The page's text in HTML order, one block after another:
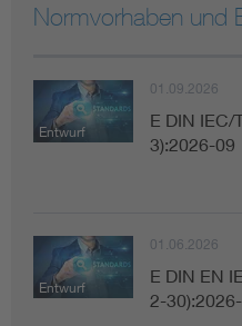
Normvorhaben und
Entwurf
01.09.2026
E DIN IEC/
3):2026-09
Entwurf
01.06.2026
E DIN EN
2-